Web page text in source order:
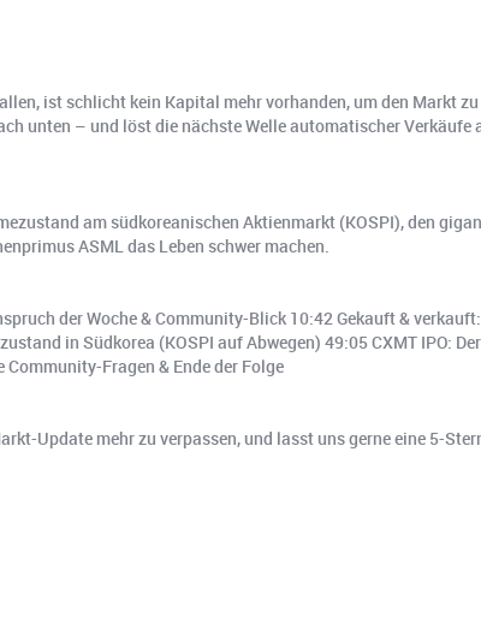
ist schlicht kein Kapital mehr vorhanden, um den
unten – und löst die nächste Welle automatischer
am südkoreanischen Aktienmarkt (KOSPI), den
ASML das Leben schwer machen.
der Woche & Community-Blick 10:42 Gekauft &
in Südkorea (KOSPI auf Abwegen) 49:05 CXMT IPO:
Fragen & Ende der Folge
Update mehr zu verpassen, und lasst uns gerne eine 5-